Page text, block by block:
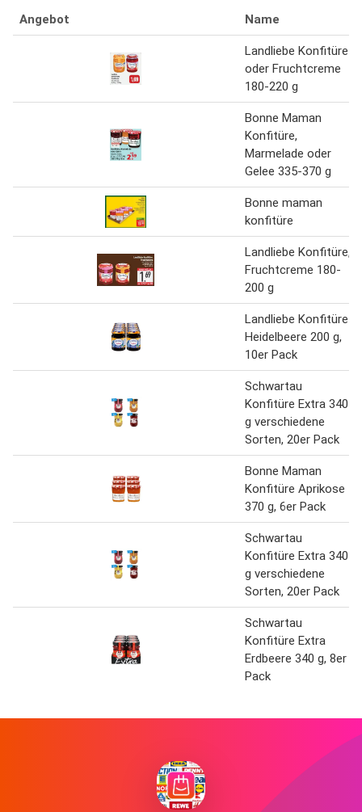
Angebot Name
Landliebe Konfitüre
oder Fruchtcreme
180-220 g
Bonne Maman
Konfitüre,
Marmelade oder
Gelee 335-370 g
Bonne maman
konfitüre
Landliebe Konfitüre,
Fruchtcreme 180-
200 g
Landliebe Konfitüre
Heidelbeere 200 g,
10er Pack
Schwartau
Konfitüre Extra 340
g verschiedene
Sorten, 20er Pack
Bonne Maman
Konfitüre Aprikose
370 g, 6er Pack
Schwartau
Konfitüre Extra 340
g verschiedene
Sorten, 20er Pack
Schwartau
Konfitüre Extra
Erdbeere 340 g, 8er
Pack